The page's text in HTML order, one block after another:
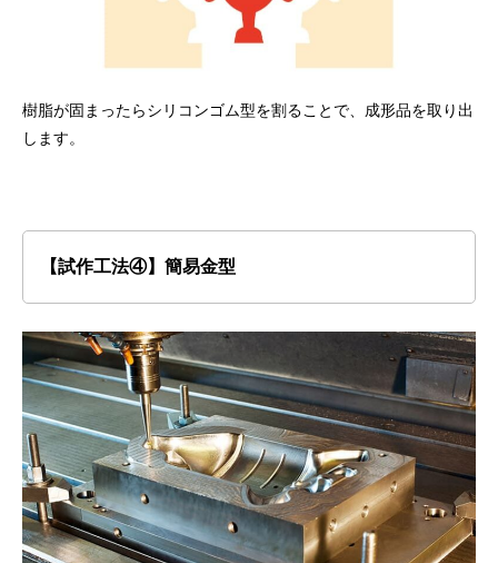
樹脂が固まったらシリコンゴム型を割ることで、成形品を取り出
します。
【試作工法④】簡易金型